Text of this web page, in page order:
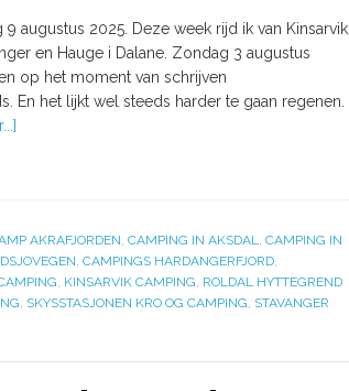
augustus 2025. Deze week rijd ik van Kinsarvik
en Hauge i Dalane. Zondag 3 augustus
op het moment van schrijven
En het lijkt wel steeds harder te gaan regenen.
AKRAFJORDEN, CAMPING IN AKSDAL, CAMPING IN
, CAMPINGS HARDANGERFJORD,
, KINSARVIK CAMPING, ROLDAL HYTTEGREND
, SKYSSTASJONEN KRO OG CAMPING, STAVANGER